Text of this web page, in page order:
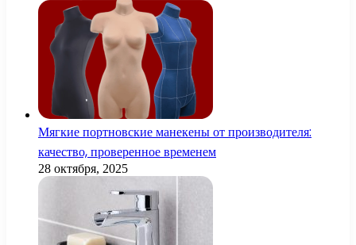
Мягкие портновские манекены от производителя:
качество, проверенное временем
28 октября, 2025